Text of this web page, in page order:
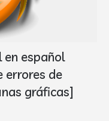
en español
errores de
gráficas]